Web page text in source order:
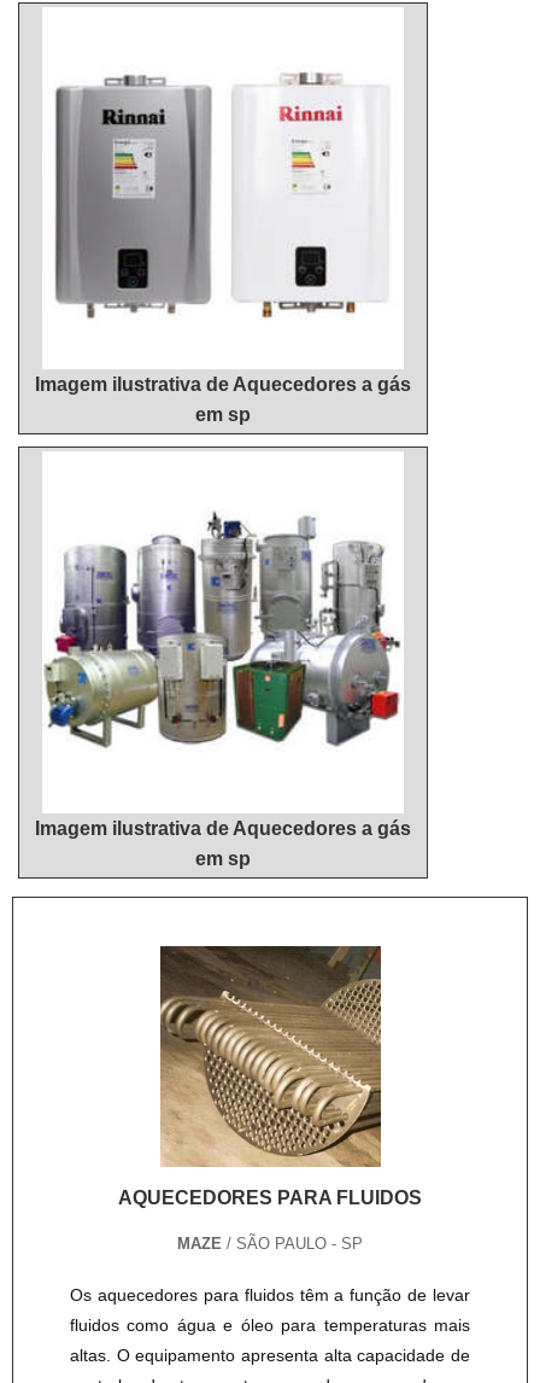
empresa segura quando se explora o segmento de
venda e manutenção de aquecedores. O foco é
oferecer a satisfação da venda à entrega final, com
foco total na qualidade.MAIS ALGUNS DETALHES
tem no que há de melhor no ramo de venda e
manutenção de aquecedores. Com foco na
venda de aquecedor a gás digital com ótima
qualidade e excelente custo-benefício.Garantimos a
satisfação dos clientes através de um atendimento
altamente qualificados. A Hidrohouse Aquecedores
é uma empresa que tem sido apontada de forma
positiva no segmento por toda seriedade e
qualidade, o que fecha todo o ciclo de entrega com
excelência para seus parceiros....
aquecedor a gás 26 litros e instalação de
aquecedor de água industrial, visando sempre a
qualidade final para a fidelização do cliente.Sem
trocar o foco sobre reparo aquecedor a gás, mais
do que visar apenas lucratividade, deve oferecer
assertividade, pequenos detalhes, mas de grande
valia para saber a procedência e seriedade da
empresa.É importante lembrar que o serviço deve
no segmento. Esse tipo de cuidado ajuda a garantir
a qualidade e assertividade do serviço, além de
evitar prejuízos com imprevistos e execuções mal
Hidrohouse Aquecedores ter se tornado destaque
quando pensamos em uma empresa que entrega
confiança e serviços de qualidade. Alguns desses
motivos são: Comprometida com seus serviços;
Responsável; Altamente qualificada; Inovadora;
Segura.CONHEÇAMOS MAIS SOBRE A MELHOR
EMPRESA NO SEGMENTOApenas na Hidrohouse
Aquecedores é possível encontrar o que há de
venda de aquecedor a gás e manutenção de
aquecedor a gás 30 litros.Isso se deve ao fato de a
adquiridas porque investiu em uma estrutura que
hoje conta com escritório de alta qualidade onde
são realizadas as atividades e biblioteca técnica de
apoio.Tudo isso, somado à performance de uma
equipe multidisciplinar de consultores associados e
profissionais com vasta experiência na área de
atuação, garante uma entrega de excelência de
Imagem ilustrativa de Aquecedores a gás
em sp
Imagem ilustrativa de Aquecedores a gás
em sp
AQUECEDORES PARA FLUIDOS
MAZE / SÃO PAULO - SP
Os aquecedores para fluidos têm a função de levar
fluidos como água e óleo para temperaturas mais
altas. O equipamento apresenta alta capacidade de